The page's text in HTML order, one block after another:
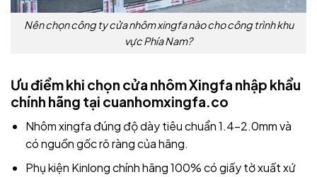
Nên chọn công ty cửa nhôm xingfa nào cho công trình khu
vực Phía Nam?
Ưu điểm khi chọn cửa nhôm Xingfa nhập khẩu
chính hãng tại cuanhomxingfa.co
Nhôm xingfa đúng độ dày tiêu chuẩn 1.4-2.0mm và
có nguồn gốc rõ ràng của hãng.
Phụ kiện Kinlong chính hãng 100% có giấy tờ xuất xứ